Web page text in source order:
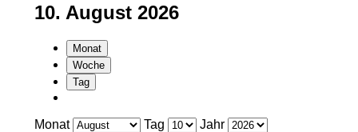
10. August 2026
Monat
Woche
Tag
Monat Tag Jahr